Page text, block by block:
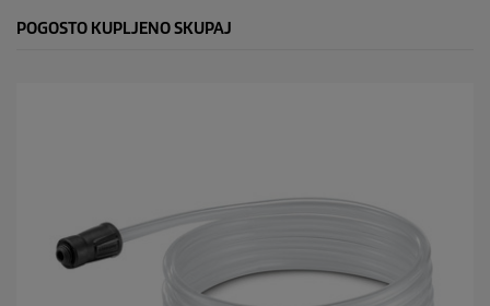
POGOSTO KUPLJENO SKUPAJ